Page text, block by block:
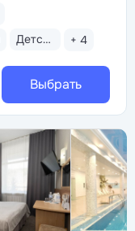
Детская анимация + 4
Выбрать